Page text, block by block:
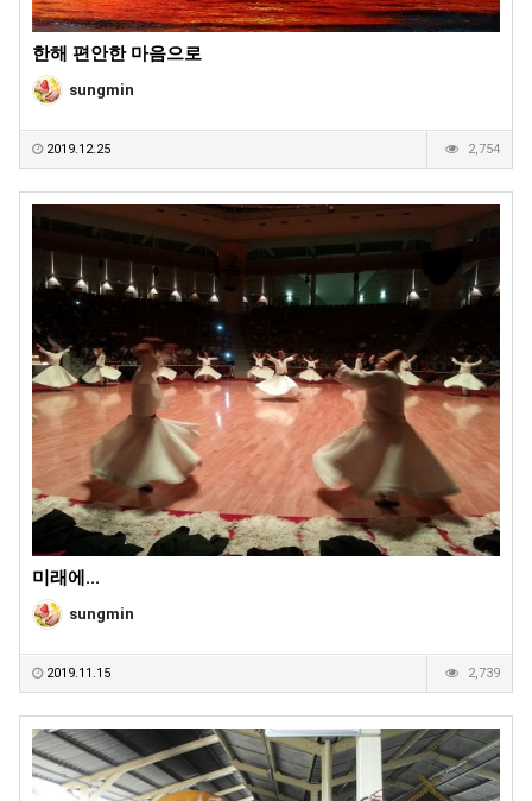
한해 편안한 마음으로
sungmin
2019.12.25 2,754
미래에...
sungmin
2019.11.15 2,739